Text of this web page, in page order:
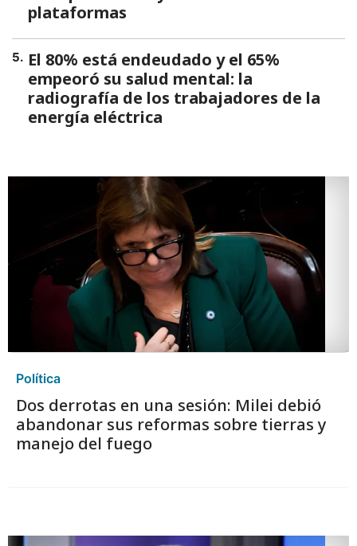
plataformas
5. El 80% está endeudado y el 65%
empeoró su salud mental: la
radiografía de los trabajadores de la
energía eléctrica
Política
Dos derrotas en una sesión: Milei debió
abandonar sus reformas sobre tierras y
manejo del fuego